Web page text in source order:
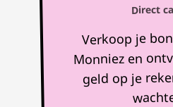
Direct
Verkoop je
Monniez en
geld op je